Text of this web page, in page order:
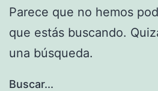
Parece que no hemos
que estás buscando.
una búsqueda.
Buscar...